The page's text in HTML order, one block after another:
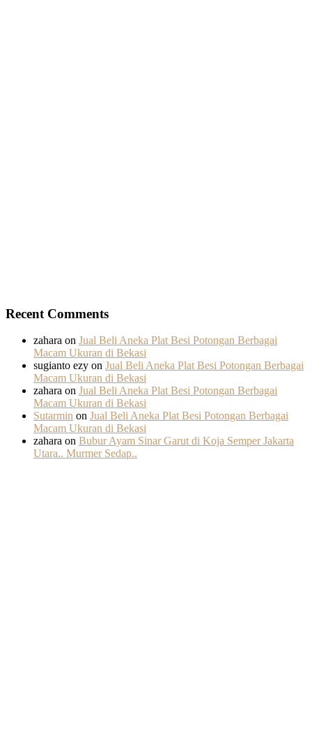
Recent Comments
zahara on Jual Beli Aneka Plat Besi Potongan Berbagai
Macam Ukuran di Bekasi
sugianto ezy on Jual Beli Aneka Plat Besi Potongan Berbagai
Macam Ukuran di Bekasi
zahara on Jual Beli Aneka Plat Besi Potongan Berbagai
Macam Ukuran di Bekasi
Sutarmin on Jual Beli Aneka Plat Besi Potongan Berbagai
Macam Ukuran di Bekasi
zahara on Bubur Ayam Sinar Garut di Koja Semper Jakarta
Utara.. Murmer Sedap..